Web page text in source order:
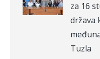
za 16
država
Tuzla